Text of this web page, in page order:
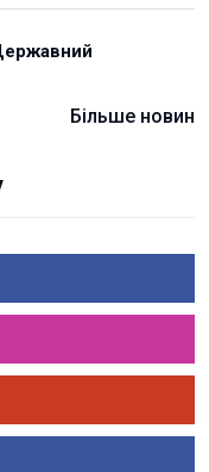
Більше новин